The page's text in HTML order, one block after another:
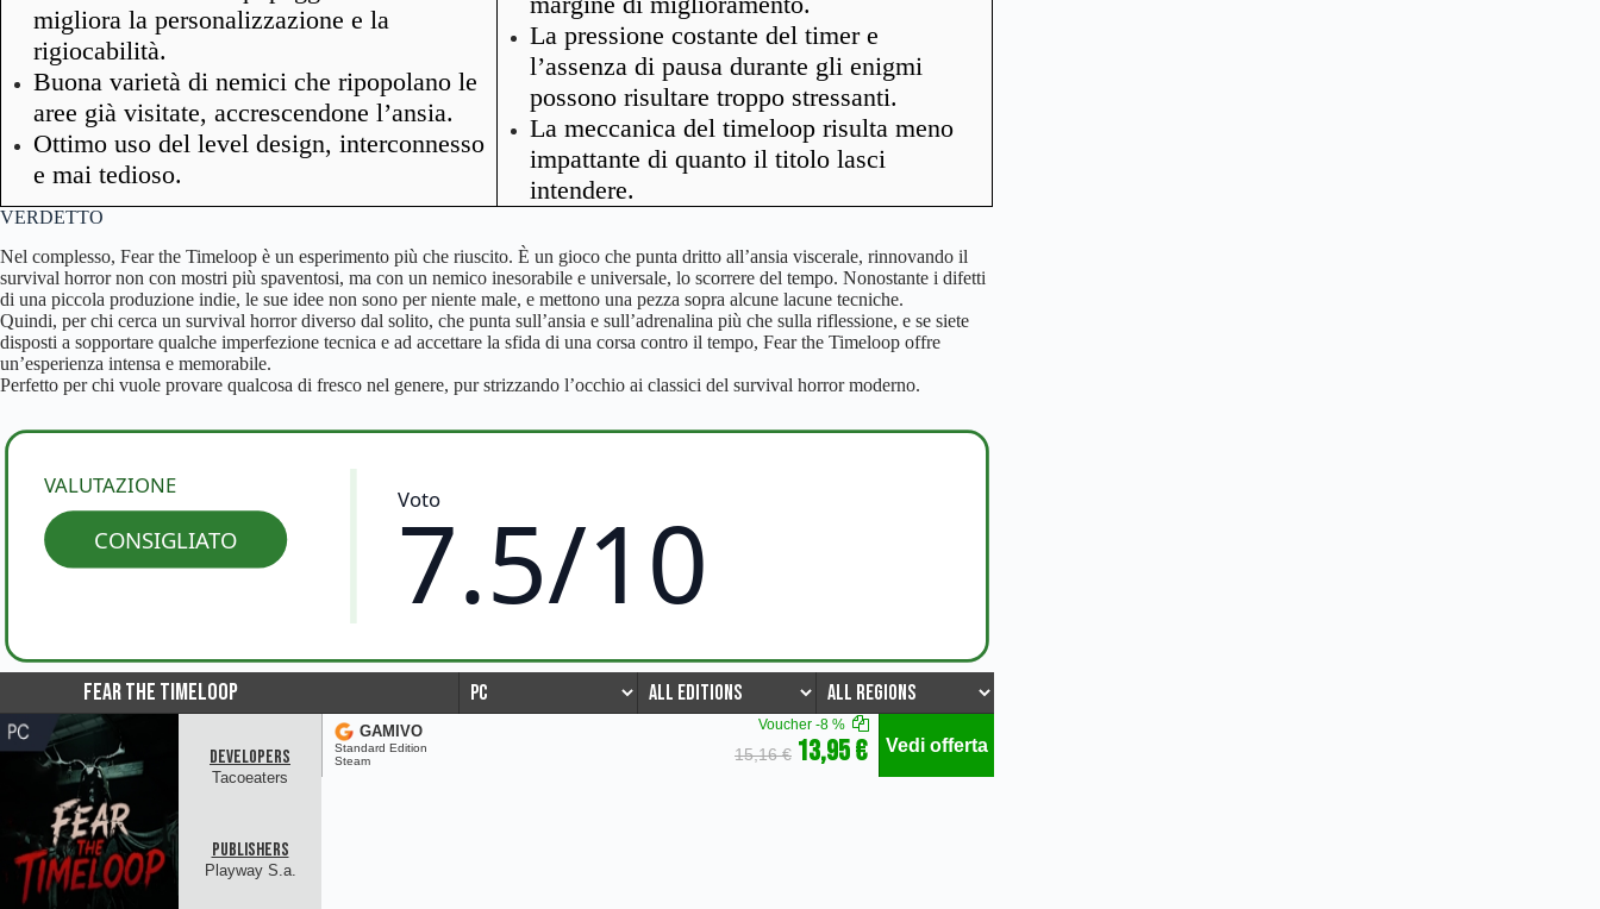
migliora la personalizzazione e la
rigiocabilità.
Buona varietà di nemici che ripopolano le
aree già visitate, accrescendone l’ansia.
Ottimo uso del level design, interconnesso
e mai tedioso.
La pressione costante del timer e
l’assenza di pausa durante gli enigmi
possono risultare troppo stressanti.
La meccanica del timeloop risulta meno
impattante di quanto il titolo lasci
intendere.
VERDETTO
Nel complesso, Fear the Timeloop è un esperimento più che riuscito. È un gioco che punta dritto all’ansia viscerale, rinnovando il
survival horror non con mostri più spaventosi, ma con un nemico inesorabile e universale, lo scorrere del tempo. Nonostante i difetti
di una piccola produzione indie, le sue idee non sono per niente male, e mettono una pezza sopra alcune lacune tecniche.
Quindi, per chi cerca un survival horror diverso dal solito, che punta sull’ansia e sull’adrenalina più che sulla riflessione, e se siete
disposti a sopportare qualche imperfezione tecnica e ad accettare la sfida di una corsa contro il tempo, Fear the Timeloop offre
un’esperienza intensa e memorabile.
Perfetto per chi vuole provare qualcosa di fresco nel genere, pur strizzando l’occhio ai classici del survival horror moderno.
VALUTAZIONE
CONSIGLIATO
Voto
7.5/10